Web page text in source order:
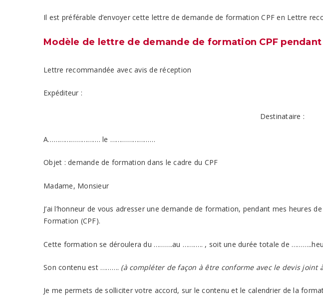
Il est préférable d’envoyer cette lettre de demande de formation CPF en Lettre
Modèle de lettre de demande de formation CPF pendant
Lettre recommandée avec avis de réception
Expéditeur :
Destinataire :
A………………………. le ……………………
Objet : demande de formation dans le cadre du CPF
Madame, Monsieur
J’ai l’honneur de vous adresser une demande de formation, pendant mes
Formation (CPF).
Cette formation se déroulera du ……….au ……….. , soit une durée totale de
Son contenu est ………. (à compléter de façon à être conforme avec le devis joint
Je me permets de solliciter votre accord, sur le contenu et le calendrier de la